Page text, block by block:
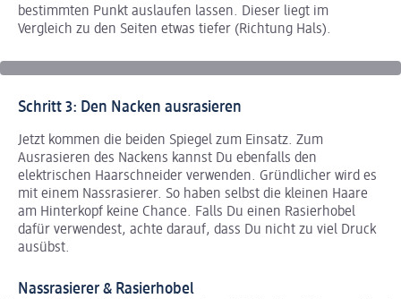
bestimmten Punkt auslaufen lassen. Dieser liegt im
Vergleich zu den Seiten etwas tiefer (Richtung Hals).
Schritt 3: Den Nacken ausrasieren
Jetzt kommen die beiden Spiegel zum Einsatz. Zum
Ausrasieren des Nackens kannst Du ebenfalls den
elektrischen Haarschneider verwenden. Gründlicher wird es
mit einem Nassrasierer. So haben selbst die kleinen Haare
am Hinterkopf keine Chance. Falls Du einen Rasierhobel
dafür verwendest, achte darauf, dass Du nicht zu viel Druck
ausübst.
Nassrasierer & Rasierhobel